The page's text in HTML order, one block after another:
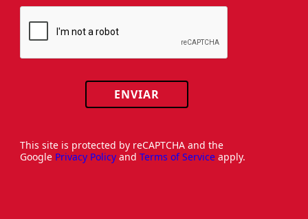
ENVIAR
This site is protected by reCAPTCHA and the
Google Privacy Policy and Terms of Service apply.